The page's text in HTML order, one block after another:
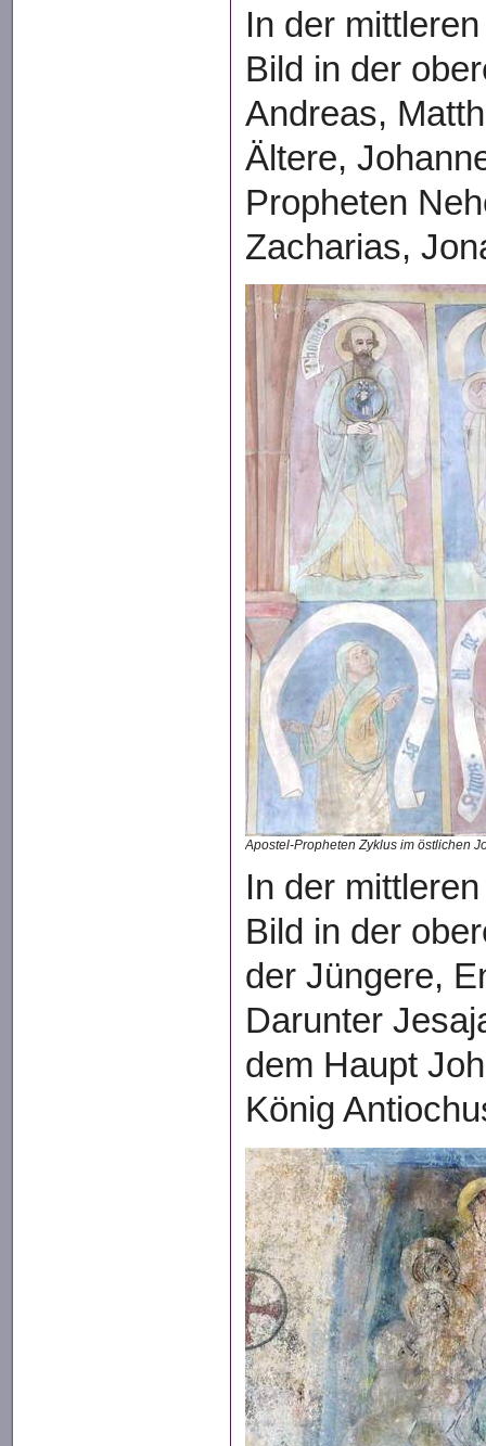
In der
Bild in der
Andreas,
Ältere,
Propheten
Zacharias,
Apostel-Propheten Zyklus im östlichen
In der
Bild in der
der Jüngere,
Darunter
dem Haupt
König